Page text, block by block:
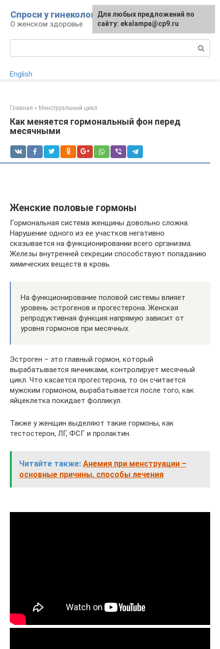
контенту
Спроси у гинеколога
О женском здоровье
English
Главная » Менструальный цикл
Как меняется гормональный фон перед
месячными
Женские половые гормоны
Гормональная система женщины довольно сложна.
Нарушение одного из ее участков негативно
сказывается на функционировании всего организма.
Железы внутренней секреции способствуют попаданию
химических веществ в кровь.
На функционирование половой системы влияет
уровень эстрогенов и прогестерона. Женская
репродуктивная функция напрямую зависит от
уровня гормонов при месячных.
Эстроген – это главный гормон, который
вырабатывается яичниками, контролирует месячный
цикл. Что касается прогестерона, то он считается
мужским гормоном, вырабатывается после того, как
яйцеклетка покидает фолликул.
Также у женщин выделяют такие гормоны, как
тестостерон, ЛГ, ФСГ и пролактин.
Читайте также: Анемия при менструации –
основные причины, способы лечения
Для любых предложений по
сайту: [email protected]
Для любых предложений по
сайту: ekalampa@cp9.ru